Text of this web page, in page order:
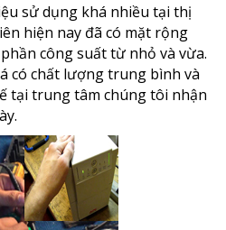
sử dụng khá nhiều tại thị
hiện nay đã có mặt rộng
công suất từ nhỏ và vừa.
có chất lượng trung bình và
tại trung tâm chúng tôi nhận